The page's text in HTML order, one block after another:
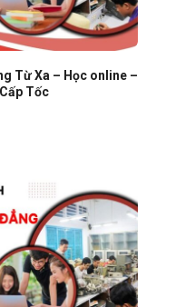
Từ Xa – Học online –
Tốc